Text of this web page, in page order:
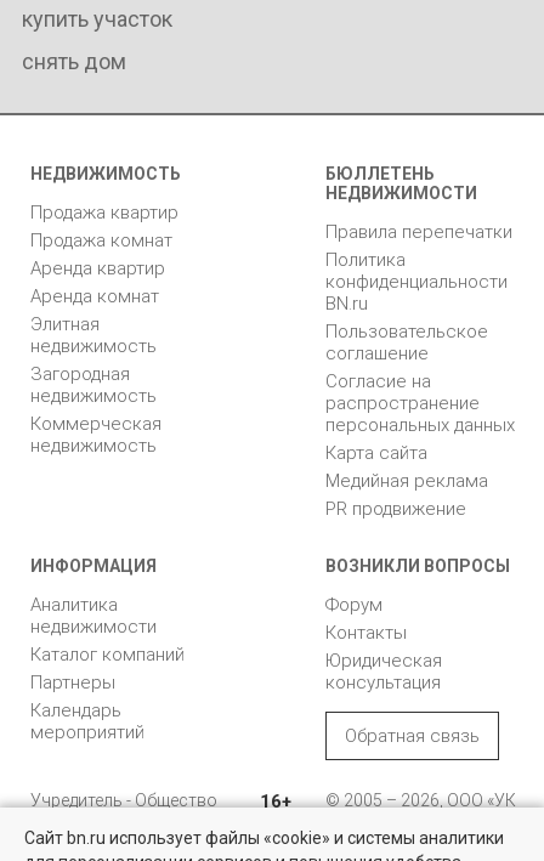
купить участок
снять дом
НЕДВИЖИМОСТЬ
Продажа квартир
Продажа комнат
Аренда квартир
Аренда комнат
Элитная
недвижимость
Загородная
недвижимость
Коммерческая
недвижимость
БЮЛЛЕТЕНЬ
НЕДВИЖИМОСТИ
Правила перепечатки
Политика
конфиденциальности
BN.ru
Пользовательское
соглашение
Согласие на
распространение
персональных данных
Карта сайта
Медийная реклама
PR продвижение
ИНФОРМАЦИЯ
Аналитика
недвижимости
Каталог компаний
Партнеры
Календарь
мероприятий
ВОЗНИКЛИ ВОПРОСЫ
Форум
Контакты
Юридическая
консультация
Обратная связь
Учредитель - Общество
ответственностью
16+
© 2005 – 2026, ООО «УК
Сайт bn.ru использует файлы «cookie» и системы аналитики